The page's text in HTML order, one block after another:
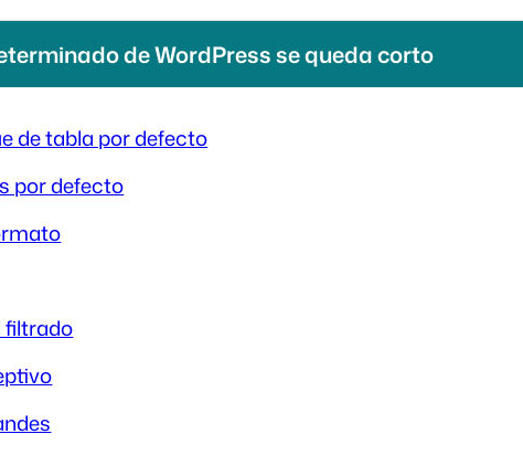
de WordPress se queda corto
de tabla por defecto
por defecto
filtrado